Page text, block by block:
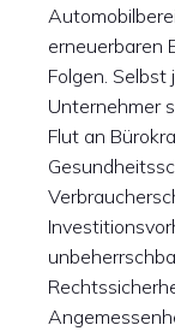
erneuerbaren
Folgen.
Unternehmer
Flut an